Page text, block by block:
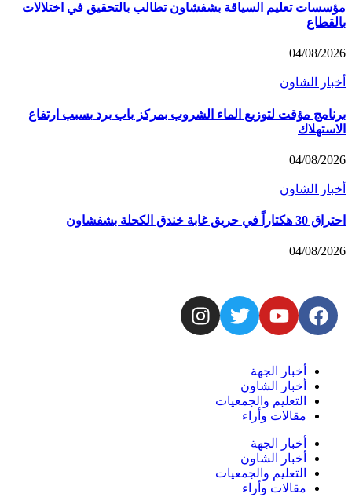
مؤسسات تعليم السياقة بشفشاون تطالب بالتحقيق في اختلالات
بالقطاع
04/08/2026
أخبار الشاون
برنامج مؤقت لتوزيع الماء الشروب بمركز باب برد بسبب ارتفاع
الاستهلاك
04/08/2026
أخبار الشاون
احتراق 30 هكتاراً في حريق غابة خندق الكحلة بشفشاون
04/08/2026
أخبار الجهة
أخبار الشاون
التعليم والجمعيات
مقالات وأراء
أخبار الجهة
أخبار الشاون
التعليم والجمعيات
مقالات وأراء